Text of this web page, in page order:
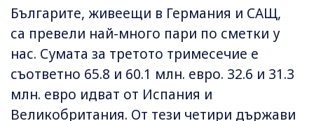
Българите, живеещи в Германия и САЩ,
са превели най-много пари по сметки у
нас. Сумата за третото тримесечие е
съответно 65.8 и 60.1 млн. евро. 32.6 и 31.3
млн. евро идват от Испания и
Великобритания. От тези четири държави